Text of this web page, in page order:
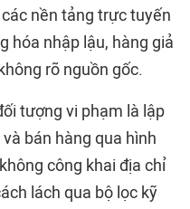
nền tảng trực tuyến
hóa nhập lậu, hàng giả
rõ nguồn gốc.
tượng vi phạm là lập
bán hàng qua hình
công khai địa chỉ
lách qua bộ lọc kỹ